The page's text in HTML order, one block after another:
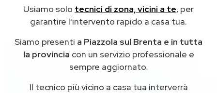
Usiamo solo tecnici di zona, vicini a te, per
garantire l'intervento rapido a casa tua.
Siamo presenti a Piazzola sul Brenta e in tutta
la provincia con un servizio professionale e
sempre aggiornato.
Il tecnico più vicino a casa tua interverrà